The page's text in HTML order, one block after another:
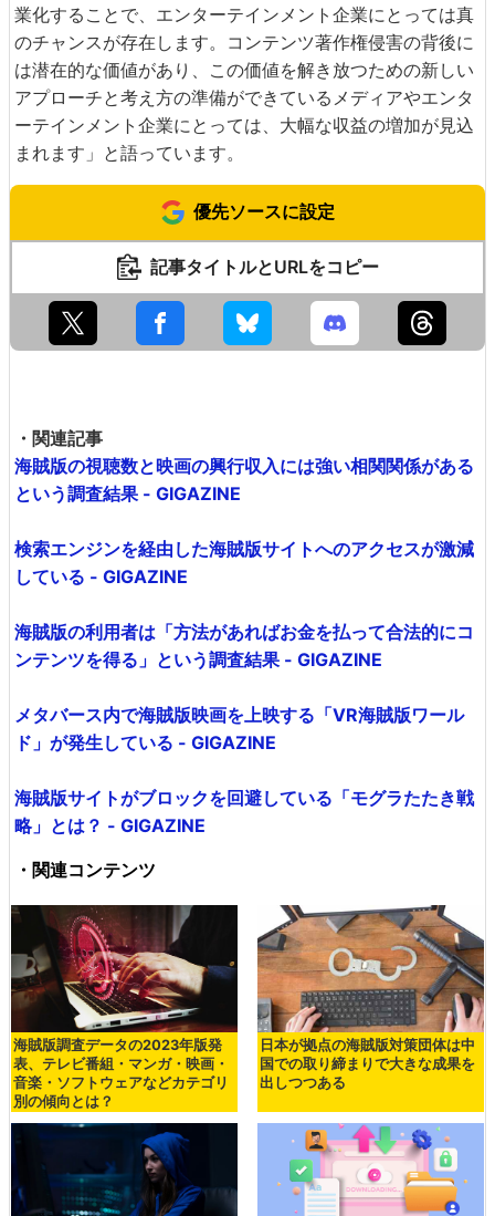
業化することで、エンターテインメント企業にとっては真
のチャンスが存在します。コンテンツ著作権侵害の背後に
は潜在的な価値があり、この価値を解き放つための新しい
アプローチと考え方の準備ができているメディアやエンタ
ーテインメント企業にとっては、大幅な収益の増加が見込
まれます」と語っています。
優先ソースに設定
記事タイトルとURLをコピー
・関連記事
海賊版の視聴数と映画の興行収入には強い相関関係がある
という調査結果 - GIGAZINE
検索エンジンを経由した海賊版サイトへのアクセスが激減
している - GIGAZINE
海賊版の利用者は「方法があればお金を払って合法的にコ
ンテンツを得る」という調査結果 - GIGAZINE
メタバース内で海賊版映画を上映する「VR海賊版ワール
ド」が発生している - GIGAZINE
海賊版サイトがブロックを回避している「モグラたたき戦
略」とは？ - GIGAZINE
・関連コンテンツ
海賊版調査データの2023年版発
表、テレビ番組・マンガ・映画・
音楽・ソフトウェアなどカテゴリ
別の傾向とは？
日本が拠点の海賊版対策団体は中
国での取り締まりで大きな成果を
出しつつある